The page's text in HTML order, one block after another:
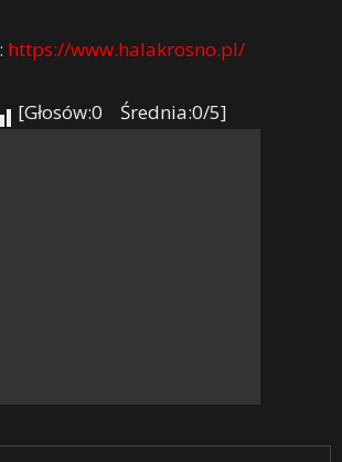
https://www.halakrosno.pl/
[Głosów:0 Średnia:0/5]